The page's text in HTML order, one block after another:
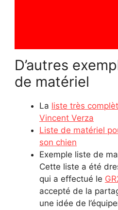
D’autres
de matériel
La liste très
Vincent Verza
Liste de matériel
son chien
Exemple liste de
Cette liste a été
qui a effectué le
accepté de la
une idée de